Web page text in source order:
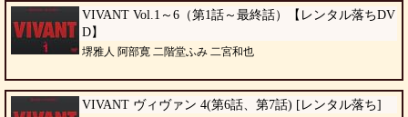
VIVANT Vol.1～6（第1話～最終話）【レンタル落ちDV
D】
堺雅人 阿部寛 二階堂ふみ 二宮和也
VIVANT ヴィヴァン 4(第6話、第7話) [レンタル落ち]